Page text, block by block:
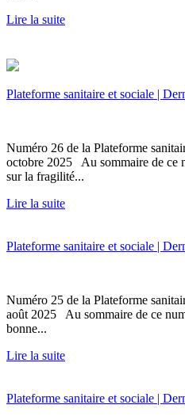
Lire la suite
Plateforme sanitaire et sociale |
Numéro 26 de la Plateforme
octobre 2025 Au sommaire de
sur la fragilité...
Lire la suite
Plateforme sanitaire et sociale |
Numéro 25 de la Plateforme
août 2025 Au sommaire de ce
bonne...
Lire la suite
Plateforme sanitaire et sociale |